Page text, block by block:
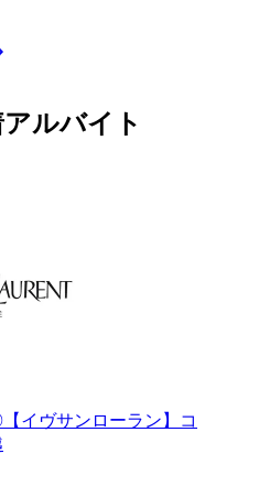
ルバイト
イヴサンローラン】コ